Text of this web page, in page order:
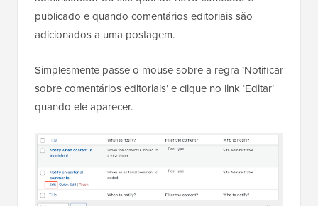
publicado e quando comentários editoriais são
adicionados a uma postagem.
Simplesmente passe o mouse sobre a regra ‘Notificar
sobre comentários editoriais’ e clique no link ‘Editar’
quando ele aparecer.